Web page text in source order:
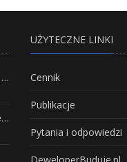
Sprzedaż udziałów w spółce jawnej - Wszystko, co trzeba wiedzieć.
Własna firma chodzi Ci po głowie? Te branże mają największy potencjał rozwoju
UŻYTECZNE LINKI
Cennik
Publikacje
Pytania i odpowiedzi